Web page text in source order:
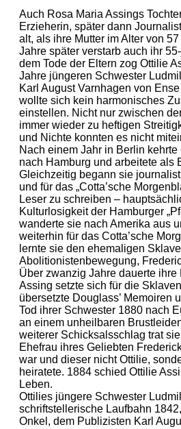
Auch Rosa Maria Assings
Erzieherin, später dann
alt, als ihre Mutter im Alter von
Jahre später verstarb auch ihr
dem Tode der Eltern zog Ottilie
Jahre jüngeren Schwester
Karl August Varnhagen von
wollte sich kein harmonisches
einstellen. Nicht nur zwischen
immer wieder zu heftigen
und Nichte konnten es nicht
Nach einem Jahr in Berlin
nach Hamburg und arbeitete als
Gleichzeitig begann sie
und für das „Cotta’sche
Leser zu schreiben –
Kulturlosigkeit der Hamburger
wanderte sie nach Amerika aus
weiterhin für das Cotta’sche
lernte sie den ehemaligen
Abolitionistenbewegung,
Über zwanzig Jahre dauerte ihre
Assing setzte sich für die
übersetzte Douglass’ Memoiren
Tod ihrer Schwester 1880 nach
an einem unheilbaren
weiterer Schicksalsschlag trat
Ehefrau ihres Geliebten
war und dieser nicht Ottilie,
heiratete. 1884 schied Ottilie
Leben.
Ottilies jüngere Schwester
schriftstellerische Laufbahn
Onkel, dem Publizisten Karl